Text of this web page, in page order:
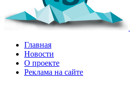
Главная
Новости
О проекте
Реклама на сайте